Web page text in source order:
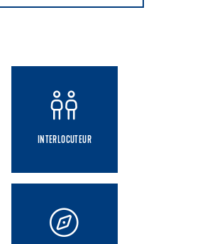
INTERLOCUTEUR